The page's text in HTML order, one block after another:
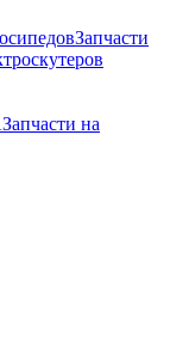
Запчасти
Запчасти на